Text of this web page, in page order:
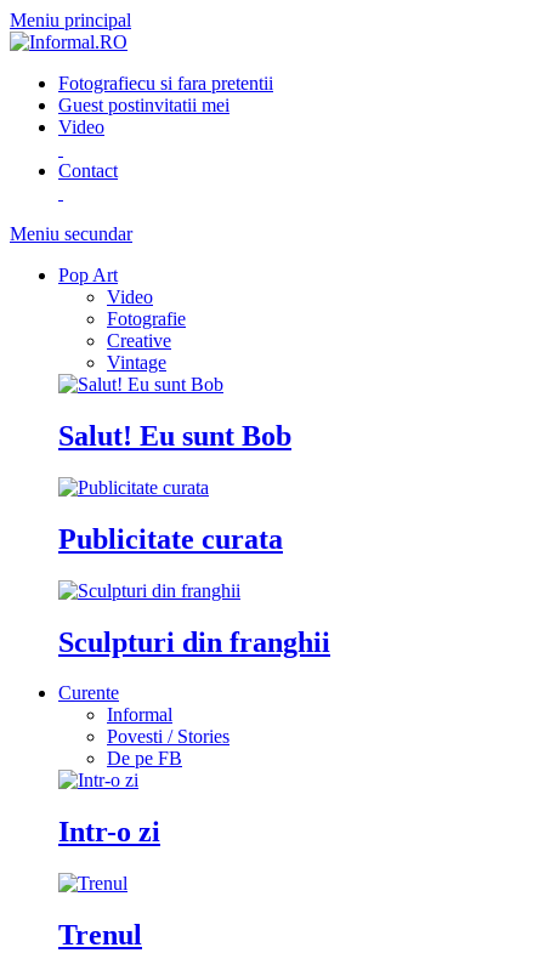
Meniu principal
Fotografiecu si fara pretentii
Guest postinvitatii mei
Video
Contact
Meniu secundar
Pop Art
Video
Fotografie
Creative
Vintage
Salut! Eu sunt Bob
Publicitate curata
Sculpturi din franghii
Curente
Informal
Povesti / Stories
De pe FB
Intr-o zi
Trenul